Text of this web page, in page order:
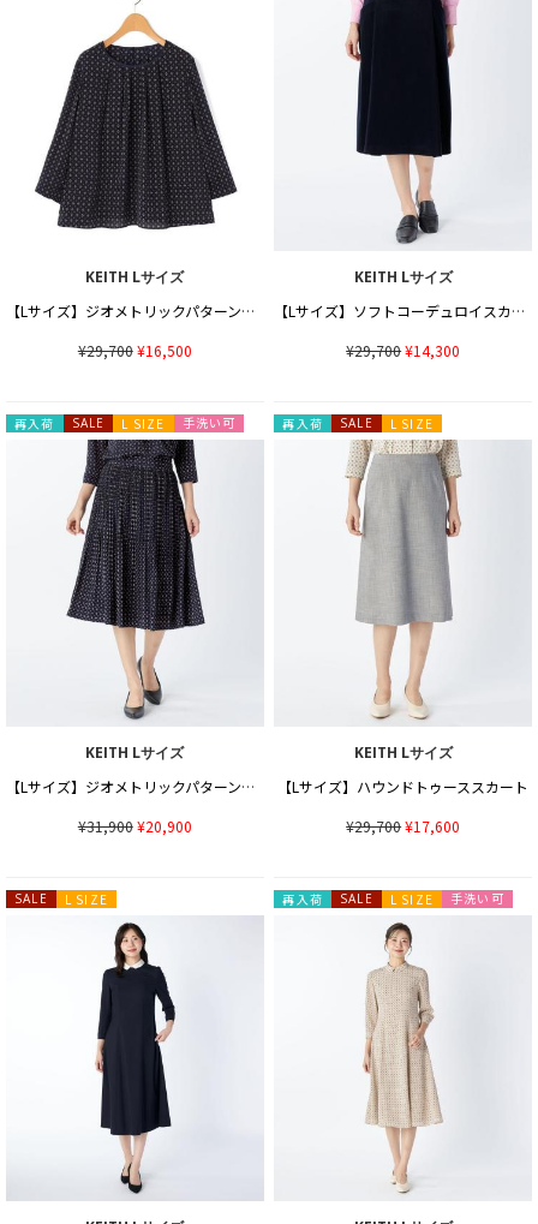
KEITH Lサイズ
【Lサイズ】ジオメトリックパターンブラウス
¥29,700¥16,500
KEITH Lサイズ
【Lサイズ】ソフトコーデュロイスカート
¥29,700¥14,300
再入荷 SALE L SIZE 手洗い可
KEITH Lサイズ
【Lサイズ】ジオメトリックパターンスカート
¥31,900¥20,900
再入荷 SALE L SIZE
KEITH Lサイズ
【Lサイズ】ハウンドトゥーススカート
¥29,700¥17,600
SALE L SIZE 再入荷 SALE L SIZE 手洗い可